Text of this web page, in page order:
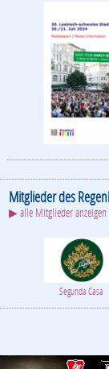
Mitglieder des
▶ alle Mitglieder anzeigen
Startseite